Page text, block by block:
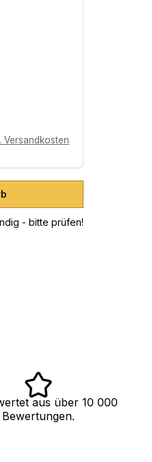
Versandkosten
Wert ein
- bitte prüfen!
aus über 10 000
Bewertungen.